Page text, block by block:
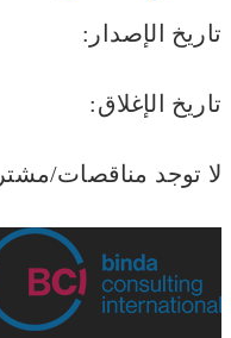
تاريخ الإصدار:
تاريخ الإغلاق:
لا توجد مناقصات/